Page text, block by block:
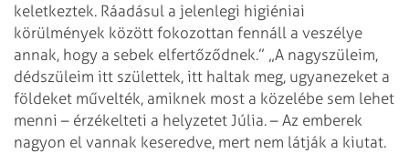
keletkeztek. Ráadásul a jelenlegi higiéniai
körülmények között fokozottan fennáll a veszélye
annak, hogy a sebek elfertőződnek.” „A nagyszüleim,
dédszüleim itt születtek, itt haltak meg, ugyanezeket a
földeket művelték, amiknek most a közelébe sem lehet
menni – érzékelteti a helyzetet Júlia. – Az emberek
nagyon el vannak keseredve, mert nem látják a kiutat.